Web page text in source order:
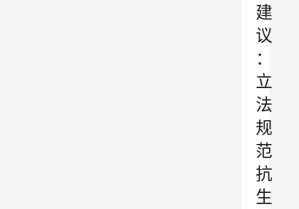
建
议
：
立
法
规
范
抗
生